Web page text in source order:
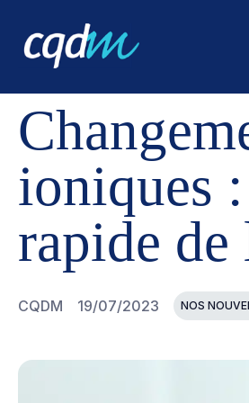
CQDM NOUVELLES ET
ioniques
rapide de
CQDM 19/07/2023 NOS